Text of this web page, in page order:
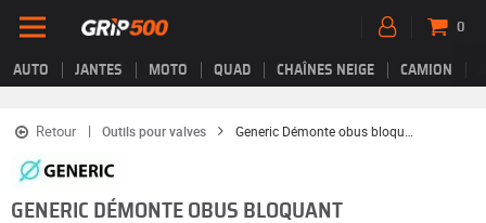
AUTO JANTES MOTO QUAD CHAÎNES NEIGE CAMION
0
Retour Outils pour valves
GENERIC DÉMONTE OBUS BLOQUANT